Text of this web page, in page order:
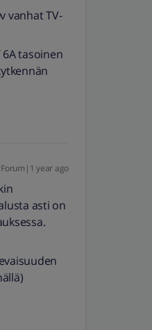
vanhat TV-
tasoinen
year ago
asti on